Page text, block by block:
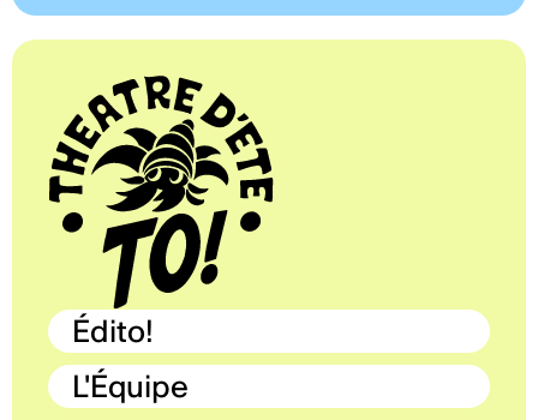
Édito!
L'Équipe